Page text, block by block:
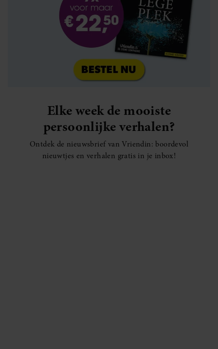
Elke week de mooiste
persoonlijke verhalen?
Ontdek de nieuwsbrief van Vriendin: boordevol
nieuwtjes en verhalen gratis in je inbox!